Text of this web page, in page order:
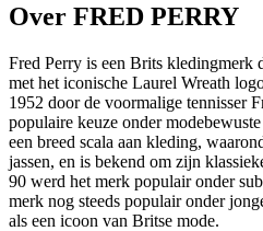
Over FRED PERRY
Fred Perry is een Brits kledingmerk
met het iconische Laurel Wreath
1952 door de voormalige tennisser
populaire keuze onder
een breed scala aan kleding,
jassen, en is bekend om zijn
90 werd het merk populair onder
merk nog steeds populair onder
als een icoon van Britse mode.